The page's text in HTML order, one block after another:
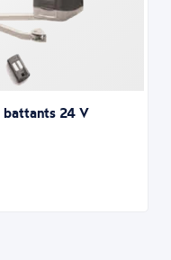
battants 24 V